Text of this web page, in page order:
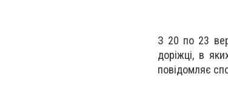
З 20 по 23
доріжці, в
повідомляє